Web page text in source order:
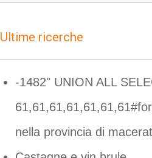
Ultime ricerche
-1482" UNION ALL
nella provincia di